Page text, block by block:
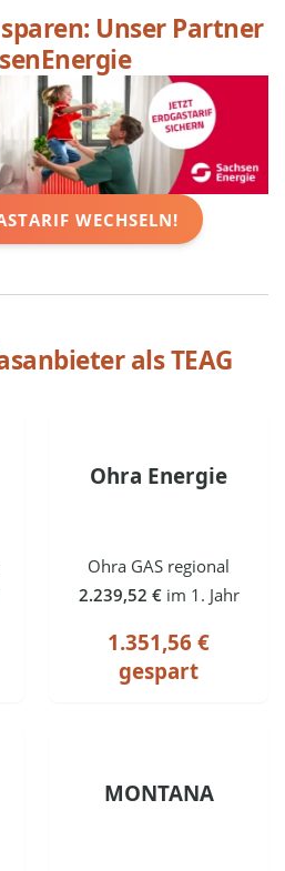
Unser Partner
WECHSELN!
alsTEAG
Ohra Energie
Ohra GAS regional
2.239,52 € im 1. Jahr
1.351,56 €
gespart
MONTANA